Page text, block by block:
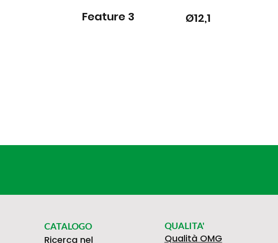
Feature 3 Ø12,1
CATALOGO
Ricerca nel
QUALITA'
Qualità OMG